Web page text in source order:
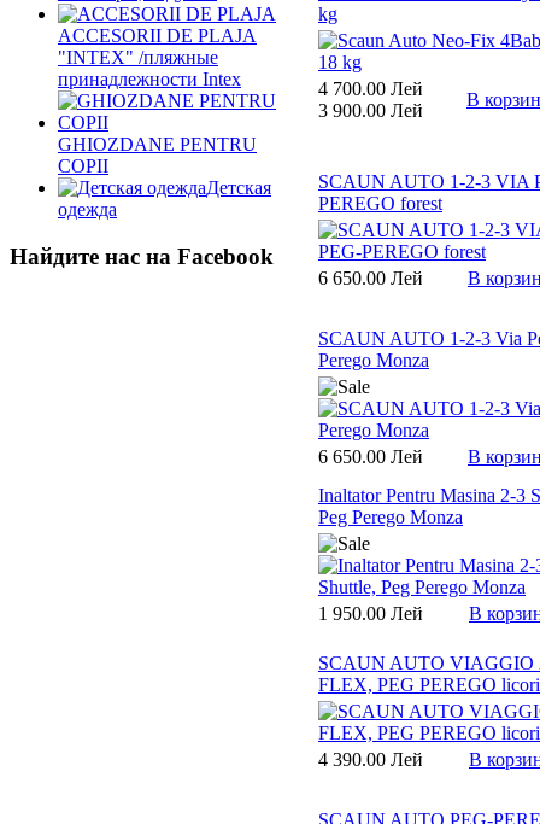
kg
4 700.00 Лей
3 900.00 Лей
В
SCAUN AUTO 1-2-3 VIA
PEREGO forest
6 650.00 Лей В
SCAUN AUTO 1-2-3 Via
Perego Monza
6 650.00 Лей
В
Inaltator Pentru Masina 2-3
Peg Perego Monza
1 950.00 Лей В
SCAUN AUTO VIAGGIO
FLEX, PEG PEREGO
4 390.00 Лей В
SCAUN AUTO PEG-
ACCESORII DE PLAJA
"INTEX" /пляжные
принадлежности Intex
GHIOZDANE PENTRU
COPII
Детская
одежда
Найдите нас на Facebook